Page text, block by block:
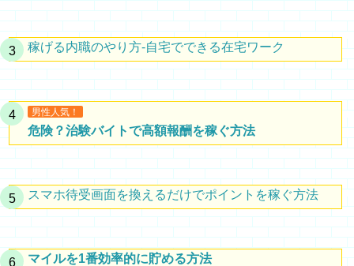
稼げる内職のやり方-自宅でできる在宅ワーク
男性人気！
危険？治験バイトで高額報酬を稼ぐ方法
スマホ待受画面を換えるだけでポイントを稼ぐ方法
マイルを1番効率的に貯める方法